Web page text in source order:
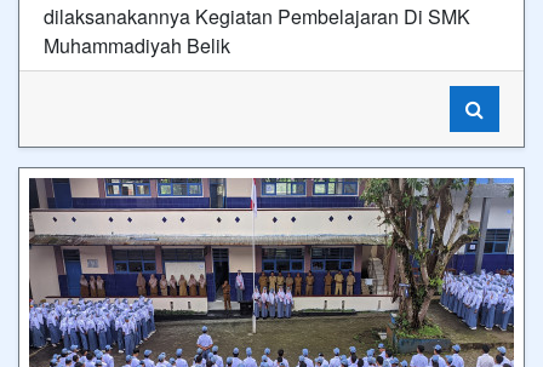
dilaksanakannya Kegiatan Pembelajaran Di SMK
Muhammadiyah Belik